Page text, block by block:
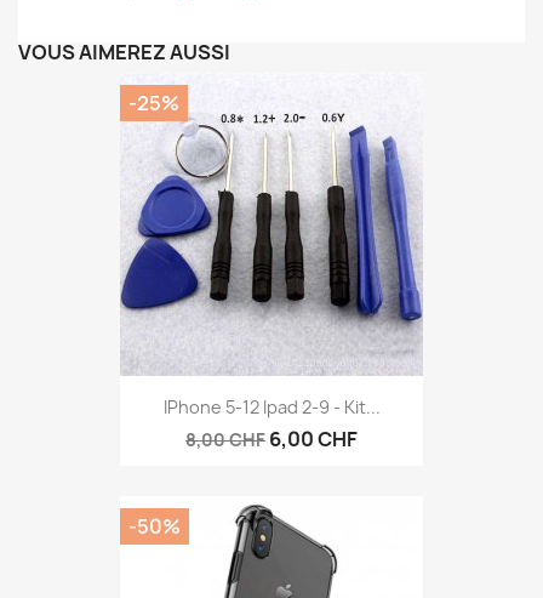
VOUS AIMEREZ AUSSI
IPhone 5-12 Ipad 2-9 - Kit...
8,00 CHF 6,00 CHF
-25%
-50%